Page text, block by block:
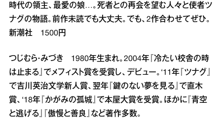
時代の領主、最愛の娘…。死者との再会を望む人々と使者ツ
ナグの物語。前作未読でも大丈夫。でも、2作合わせてぜひ。
新潮社 1500円
つじむら・みづき 1980年生まれ。2004年『冷たい校舎の時
は止まる』でメフィスト賞を受賞し、デビュー。‘11年『ツナグ』
で吉川英治文学新人賞、翌年『鍵のない夢を見る』で直木
賞、‘18年『かがみの孤城』で本屋大賞を受賞。ほかに『青空
と逃げる』『傲慢と善良』など著作多数。